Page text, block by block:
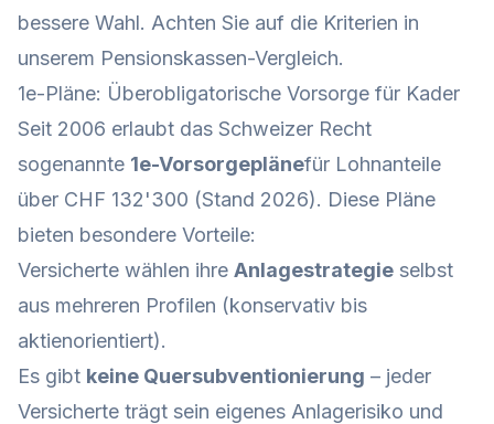
bessere Wahl. Achten Sie auf die Kriterien in
unserem Pensionskassen-Vergleich.
1e-Pläne: Überobligatorische Vorsorge für Kader
Seit 2006 erlaubt das Schweizer Recht
sogenannte 1e-Vorsorgeplänefür Lohnanteile
über CHF 132'300 (Stand 2026). Diese Pläne
bieten besondere Vorteile:
Versicherte wählen ihre Anlagestrategie selbst
aus mehreren Profilen (konservativ bis
aktienorientiert).
Es gibt keine Quersubventionierung – jeder
Versicherte trägt sein eigenes Anlagerisiko und